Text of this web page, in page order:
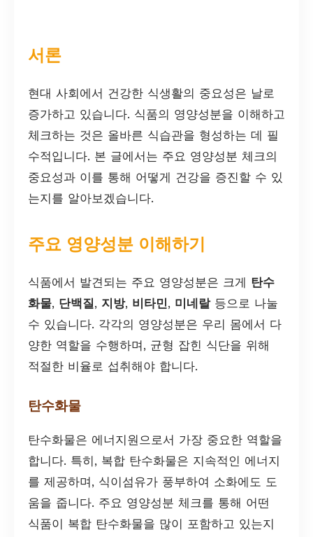
서론
현대 사회에서 건강한 식생활의 중요성은 날로
증가하고 있습니다. 식품의 영양성분을 이해하고
체크하는 것은 올바른 식습관을 형성하는 데 필
수적입니다. 본 글에서는 주요 영양성분 체크의
중요성과 이를 통해 어떻게 건강을 증진할 수 있
는지를 알아보겠습니다.
주요 영양성분 이해하기
식품에서 발견되는 주요 영양성분은 크게 탄수
화물, 단백질, 지방, 비타민, 미네랄등으로 나눌
수 있습니다. 각각의 영양성분은 우리 몸에서 다
양한 역할을 수행하며, 균형 잡힌 식단을 위해
적절한 비율로 섭취해야 합니다.
탄수화물
탄수화물은 에너지원으로서 가장 중요한 역할을
합니다. 특히, 복합 탄수화물은 지속적인 에너지
를 제공하며, 식이섬유가 풍부하여 소화에도 도
움을 줍니다. 주요 영양성분 체크를 통해 어떤
식품이 복합 탄수화물을 많이 포함하고 있는지